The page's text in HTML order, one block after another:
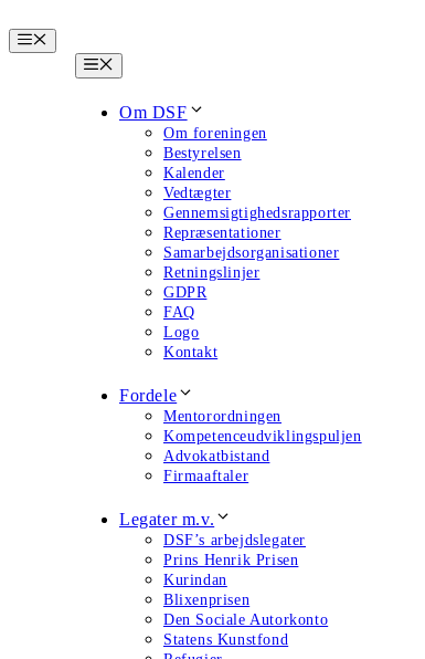
til
indhold
Menu
Menu
Om DSF
Om foreningen
Bestyrelsen
Kalender
Vedtægter
Gennemsigtighedsrapporter
Repræsentationer
Samarbejdsorganisationer
Retningslinjer
GDPR
FAQ
Logo
Kontakt
Fordele
Mentorordningen
Kompetenceudviklingspuljen
Advokatbistand
Firmaaftaler
Legater m.v.
DSF’s arbejdslegater
Prins Henrik Prisen
Kurindan
Blixenprisen
Den Sociale Autorkonto
Statens Kunstfond